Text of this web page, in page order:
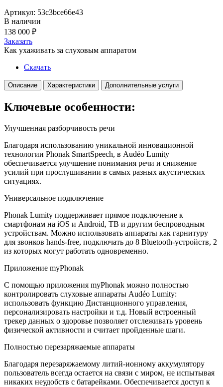
Артикул: 53c3bce66e43
В наличии
138 000 ₽
Заказать
Как ухаживать за слуховым аппаратом
Скачать
Описание Характеристики Дополнительные услуги
Ключевые особенности:
Улучшенная разборчивость речи
Благодаря использованию уникальной инновационной
технологии Phonak SmartSpeech, в Audéo Lumity
обеспечивается улучшение понимания речи и снижение
усилий при прослушивании в самых разных акустических
ситуациях.
Универсальное подключение
Phonak Lumity поддерживает прямое подключение к
смартфонам на iOS и Android, ТВ и другим беспроводным
устройствам. Можно использовать аппараты как гарнитуру
для звонков hands-free, подключать до 8 Bluetooth-устройств, 2
из которых могут работать одновременно.
Приложение myPhonak
С помощью приложения myPhonak можно полностью
контролировать слуховые аппараты Audéo Lumity:
использовать функцию Дистанционного управления,
персонализировать настройки и т.д. Новый встроенный
трекер данных о здоровье позволяет отслеживать уровень
физической активности и считает пройденные шаги.
Полностью перезаряжаемые аппараты
Благодаря перезаряжаемому литий-ионному аккумулятору
пользователь всегда остается на связи с миром, не испытывая
никаких неудобств с батарейками. Обеспечивается доступ к